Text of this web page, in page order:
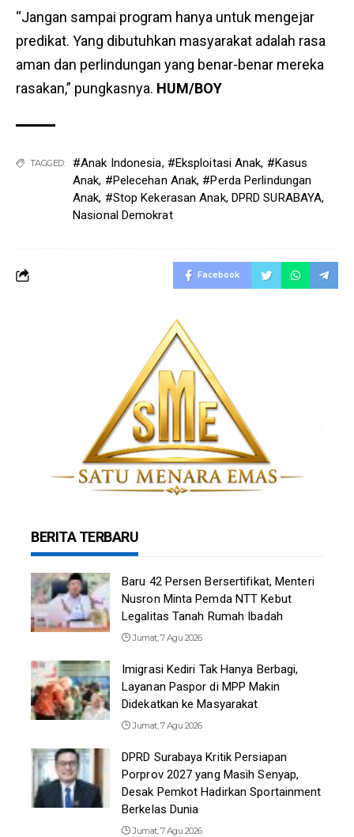
“Jangan sampai program hanya untuk mengejar
predikat. Yang dibutuhkan masyarakat adalah rasa
aman dan perlindungan yang benar-benar mereka
rasakan,” pungkasnya. HUM/BOY
TAGGED: #Anak Indonesia, #Eksploitasi Anak, #Kasus
Anak, #Pelecehan Anak, #Perda Perlindungan
Anak, #Stop Kekerasan Anak, DPRD SURABAYA,
Nasional Demokrat
Facebook
BERITA TERBARU
Baru 42 Persen Bersertifikat, Menteri
Nusron Minta Pemda NTT Kebut
Legalitas Tanah Rumah Ibadah
Jumat, 7 Agu 2026
Imigrasi Kediri Tak Hanya Berbagi,
Layanan Paspor di MPP Makin
Didekatkan ke Masyarakat
Jumat, 7 Agu 2026
DPRD Surabaya Kritik Persiapan
Porprov 2027 yang Masih Senyap,
Desak Pemkot Hadirkan Sportainment
Berkelas Dunia
Jumat, 7 Agu 2026